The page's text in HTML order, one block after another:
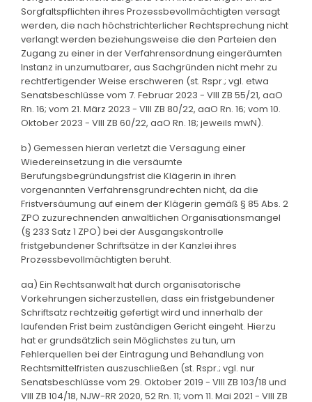
Sorgfaltspflichten ihres Prozessbevollmächtigten versagt
werden, die nach höchstrichterlicher Rechtsprechung nicht
verlangt werden beziehungsweise die den Parteien den
Zugang zu einer in der Verfahrensordnung eingeräumten
Instanz in unzumutbarer, aus Sachgründen nicht mehr zu
rechtfertigender Weise erschweren (st. Rspr.; vgl. etwa
Senatsbeschlüsse vom 7. Februar 2023 - VIII ZB 55/21, aaO
Rn. 16; vom 21. März 2023 - VIII ZB 80/22, aaO Rn. 16; vom 10.
Oktober 2023 - VIII ZB 60/22, aaO Rn. 18; jeweils mwN).
b) Gemessen hieran verletzt die Versagung einer
Wiedereinsetzung in die versäumte
Berufungsbegründungsfrist die Klägerin in ihren
vorgenannten Verfahrensgrundrechten nicht, da die
Fristversäumung auf einem der Klägerin gemäß § 85 Abs. 2
ZPO zuzurechnenden anwaltlichen Organisationsmangel
(§ 233 Satz 1 ZPO) bei der Ausgangskontrolle
fristgebundener Schriftsätze in der Kanzlei ihres
Prozessbevollmächtigten beruht.
aa) Ein Rechtsanwalt hat durch organisatorische
Vorkehrungen sicherzustellen, dass ein fristgebundener
Schriftsatz rechtzeitig gefertigt wird und innerhalb der
laufenden Frist beim zuständigen Gericht eingeht. Hierzu
hat er grundsätzlich sein Möglichstes zu tun, um
Fehlerquellen bei der Eintragung und Behandlung von
Rechtsmittelfristen auszuschließen (st. Rspr.; vgl. nur
Senatsbeschlüsse vom 29. Oktober 2019 - VIII ZB 103/18 und
VIII ZB 104/18, NJW-RR 2020, 52 Rn. 11; vom 11. Mai 2021 - VIII ZB